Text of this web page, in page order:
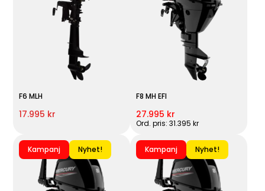
F6 MLH
17.995 kr
F8 MH EFI
27.995 kr
Ord. pris: 31.395 kr
Kampanj Nyhet! Kampanj Nyhet!